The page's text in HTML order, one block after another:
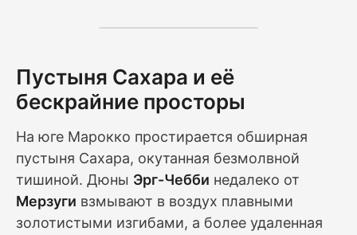
Пустыня Сахара и её
бескрайние просторы
На юге Марокко простирается обширная
пустыня Сахара, окутанная безмолвной
тишиной. Дюны Эрг-Чебби недалеко от
Мерзуги взмывают в воздух плавными
золотистыми изгибами, а более удаленная